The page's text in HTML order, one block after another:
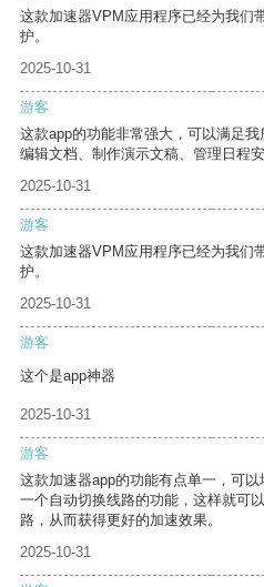
这款加速器VPM应用程序已经为我们
护。
2025-10-31
游客
这款app的功能非常强大，可以满足
编辑文档、制作演示文稿、管理日程安
2025-10-31
游客
这款加速器VPM应用程序已经为我们
护。
2025-10-31
游客
这个是app神器
2025-10-31
游客
这款加速器app的功能有点单一，可
一个自动切换线路的功能，这样就可
路，从而获得更好的加速效果。
2025-10-31